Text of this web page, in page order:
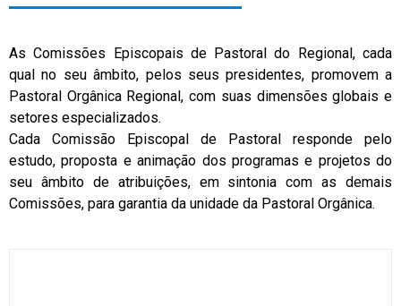
As Comissões Episcopais de Pastoral do Regional, cada
qual no seu âmbito, pelos seus presidentes, promovem a
Pastoral Orgânica Regional, com suas dimensões globais e
setores especializados.
Cada Comissão Episcopal de Pastoral responde pelo
estudo, proposta e animação dos programas e projetos do
seu âmbito de atribuições, em sintonia com as demais
Comissões, para garantia da unidade da Pastoral Orgânica.